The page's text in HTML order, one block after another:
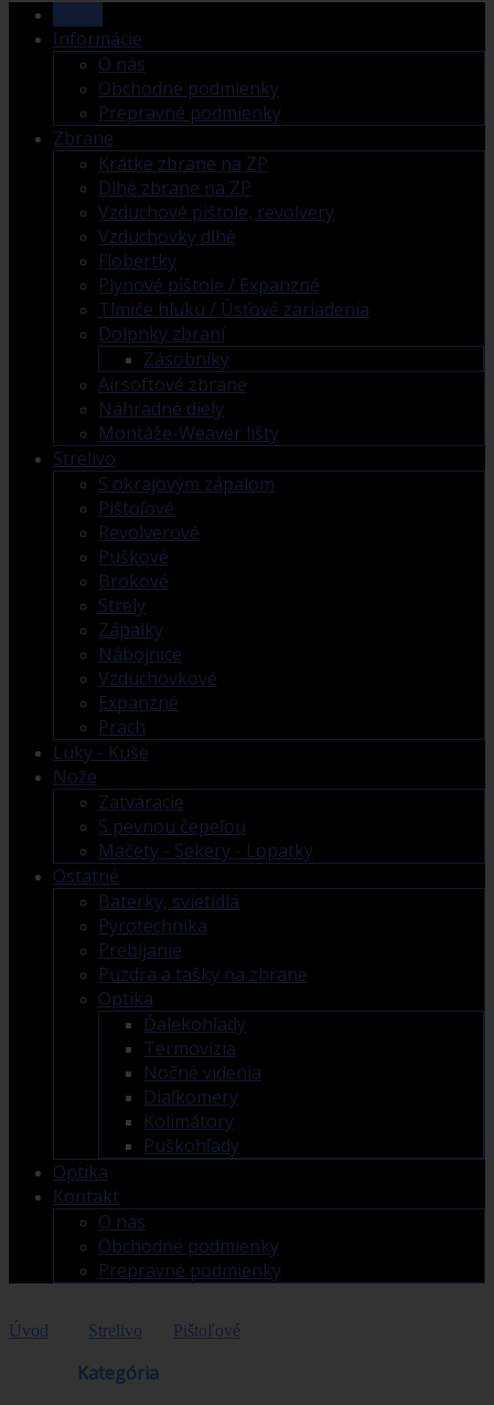
Informácie
O nás
Obchodné podmienky
Prepravné podmienky
Zbrane
Krátke zbrane na ZP
Dlhé zbrane na ZP
Vzduchové pištole, revolvery
Vzduchovky dlhé
Flobertky
Plynové pištole / Expanzné
Tlmiče hluku / Úsťové zariadenia
Dolpnky zbraní
Zásobníky
Airsoftové zbrane
Náhradné diely
Montáže-Weaver lišty
Strelivo
S okrajovým zápalom
Pištoľové
Revolverové
Puškové
Brokové
Strely
Zápalky
Nábojnice
Vzduchovkové
Expanzné
Prach
Luky - Kuše
Nože
Zatváracie
S pevnou čepeľou
Mačety - Sekery - Lopatky
Ostatné
Baterky, svietidlá
Pyrotechnika
Prebíjanie
Puzdra a tašky na zbrane
Optika
Ďalekohľady
Termovízia
Nočné videnia
Diaľkomery
Kolimátory
Puškohľady
Optika
Kontakt
O nás
Obchodné podmienky
Prepravné podmienky
Úvod Strelivo Pištoľové
Kategória